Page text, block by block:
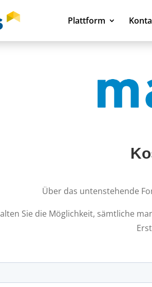
Plattform
Über das untenstehende
Sie die Möglichkeit, sämtliche